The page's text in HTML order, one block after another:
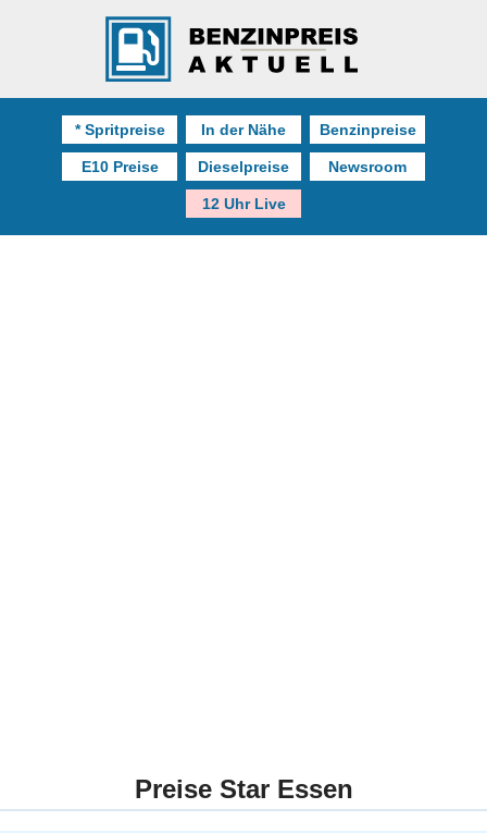
* Spritpreise In der Nähe Benzinpreise
E10 Preise Dieselpreise Newsroom
12 Uhr Live
Preise Star Essen